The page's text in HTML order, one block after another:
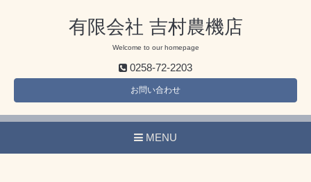
有限会社 吉村農機店
Welcome to our homepage
0258-72-2203
お問い合わせ
MENU